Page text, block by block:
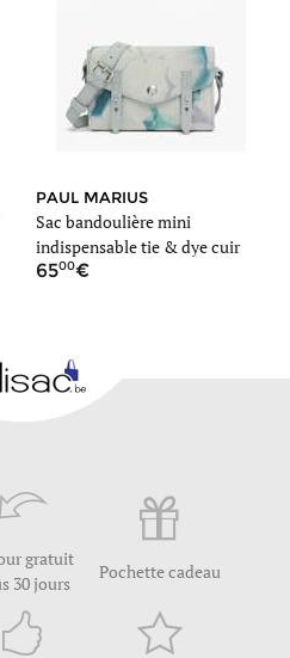
PAUL MARIUS
Sac bandoulière mini
indispensable tie & dye cuir
6500
gratuit
30 jours
Pochette cadeau